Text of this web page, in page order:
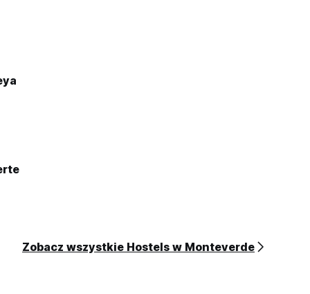
Zobacz wszystkie Hostels w Monteverde